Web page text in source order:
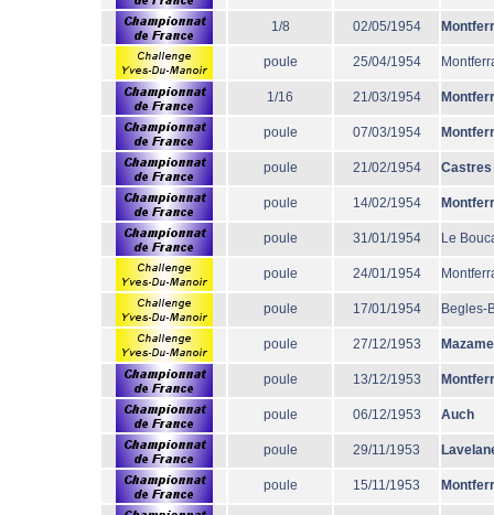
1/8 02/05/1954
poule 25/04/1954
1/16 21/03/1954
poule 07/03/1954
poule 21/02/1954 Castres
poule 14/02/1954
poule 31/01/1954 Le
poule 24/01/1954
poule 17/01/1954 Begles-
poule 27/12/1953
poule 13/12/1953
poule 06/12/1953 Auch
poule 29/11/1953
poule 15/11/1953